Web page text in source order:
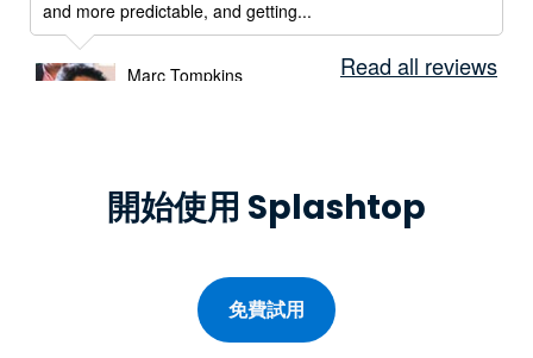
and more predictable, and getting...
Marc Tompkins
Read all reviews
開始使用 Splashtop
免費試用